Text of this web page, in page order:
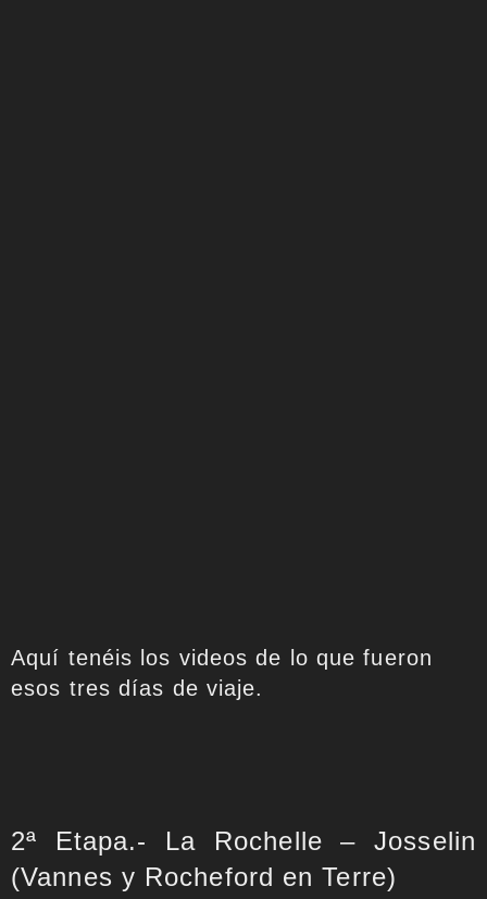
Aquí tenéis los videos de lo que fueron
esos tres días de viaje.
2ª Etapa.- La Rochelle – Josselin
(Vannes y Rocheford en Terre)